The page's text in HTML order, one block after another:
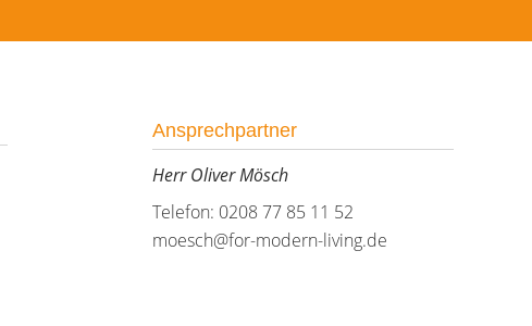
Ansprechpartner
Herr Oliver Mösch
Telefon: 0208 77 85 11 52
moesch@for-modern-living.de